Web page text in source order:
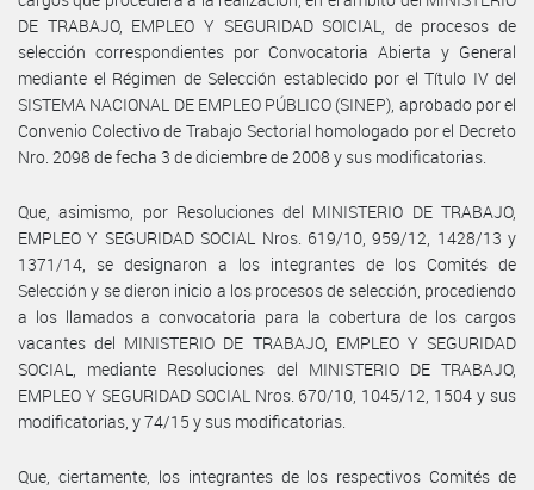
DE TRABAJO, EMPLEO Y SEGURIDAD SOICIAL, de procesos de
selección correspondientes por Convocatoria Abierta y General
mediante el Régimen de Selección establecido por el Título IV del
SISTEMA NACIONAL DE EMPLEO PÚBLICO (SINEP), aprobado por el
Convenio Colectivo de Trabajo Sectorial homologado por el Decreto
Nro. 2098 de fecha 3 de diciembre de 2008 y sus modificatorias.
Que, asimismo, por Resoluciones del MINISTERIO DE TRABAJO,
EMPLEO Y SEGURIDAD SOCIAL Nros. 619/10, 959/12, 1428/13 y
1371/14, se designaron a los integrantes de los Comités de
Selección y se dieron inicio a los procesos de selección, procediendo
a los llamados a convocatoria para la cobertura de los cargos
vacantes del MINISTERIO DE TRABAJO, EMPLEO Y SEGURIDAD
SOCIAL, mediante Resoluciones del MINISTERIO DE TRABAJO,
EMPLEO Y SEGURIDAD SOCIAL Nros. 670/10, 1045/12, 1504 y sus
modificatorias, y 74/15 y sus modificatorias.
Que, ciertamente, los integrantes de los respectivos Comités de